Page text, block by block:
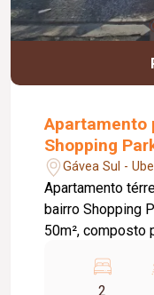
Apartamento
Shopping
Gávea Sul -
Apartamento
bairro Shopping
50m², composto
cozinha com
2